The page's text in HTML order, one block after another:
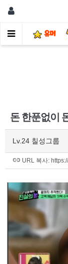
유머
돈 한푼없이
Lv.24 칠성그룹
URL 복사: